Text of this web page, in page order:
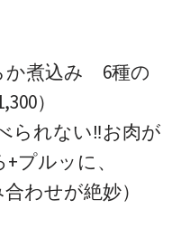
か煮込み 6種の
）
られない‼お肉が
プルッに、
わせが絶妙）